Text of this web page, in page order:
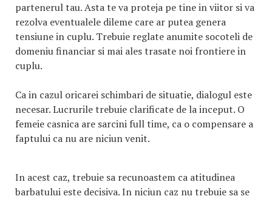
partenerul tau. Asta te va proteja pe tine in viitor si va
rezolva eventualele dileme care ar putea genera
tensiune in cuplu. Trebuie reglate anumite socoteli de
domeniu financiar si mai ales trasate noi frontiere in
cuplu.
Ca in cazul oricarei schimbari de situatie, dialogul este
necesar. Lucrurile trebuie clarificate de la inceput. O
femeie casnica are sarcini full time, ca o compensare a
faptului ca nu are niciun venit.
In acest caz, trebuie sa recunoastem ca atitudinea
barbatului este decisiva. In niciun caz nu trebuie sa se